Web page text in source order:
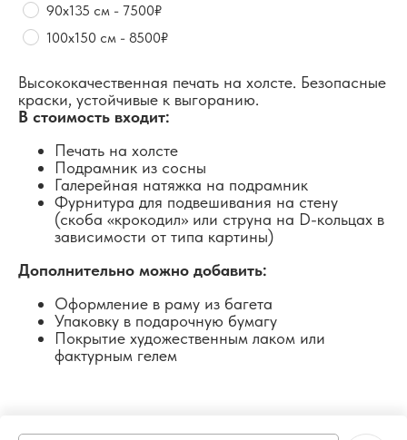
90х135 см - 7500₽
100х150 см - 8500₽
Высококачественная печать на холсте. Безопасные
краски, устойчивые к выгоранию.
В стоимость входит:
Печать на холсте
Подрамник из сосны
Галерейная натяжка на подрамник
Фурнитура для подвешивания на стену
(скоба «крокодил» или струна на D-кольцах в
зависимости от типа картины)
Дополнительно можно добавить:
Оформление в раму из багета
Упаковку в подарочную бумагу
Покрытие художественным лаком или
фактурным гелем